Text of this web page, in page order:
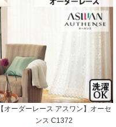
【オーダーレース アスワン】オーセ
ンス C1372